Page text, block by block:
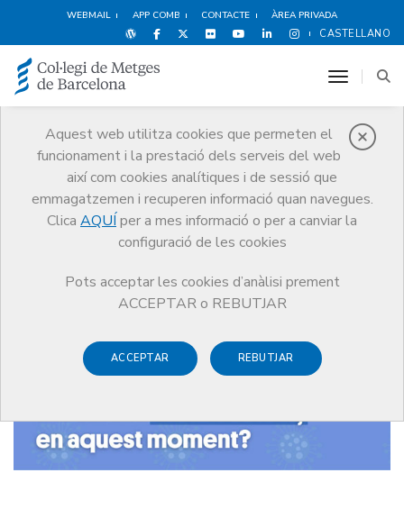
WEBMAIL APP COMB CONTACTE ÀREA PRIVADA
CASTELLANO
Aquest web utilitza cookies que permeten el
funcionament i la prestació dels serveis del web
així com cookies analítiques i de sessió que
emmagatzemen i recuperen informació quan navegues.
Clica AQUÍ per a mes informació o per a canviar la
configuració de les cookies
Pots acceptar les cookies d’anàlisi prement
ACCEPTAR o REBUTJAR
ACCEPTAR REBUTJAR
toggle
Notícies
Comunicació
Notícies
Vacunes COVID: Ens cal una dosi de reforç en aquest moment?